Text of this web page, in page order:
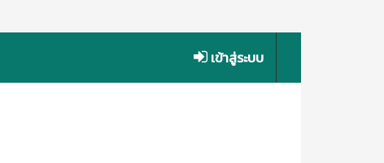
เข้าสู่ระบบ